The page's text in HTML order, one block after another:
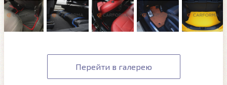
Перейти в галерею